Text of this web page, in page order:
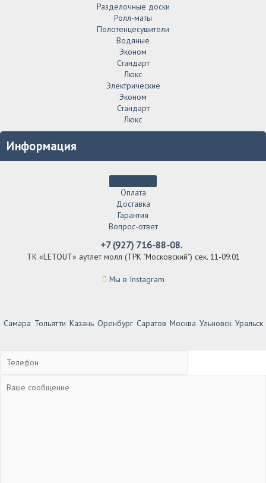
Разделочные доски
Ролл-маты
Полотенцесушители
Водяные
Эконом
Стандарт
Люкс
Электрические
Эконом
Стандарт
Люкс
Информация
Оплата
Доставка
Гарантия
Вопрос-ответ
+7 (927) 716-88-08.
ТК «LETOUT» аутлет молл (ТРК "Московский") сек. 11-09.01
Мы в Instagram
Самара Тольятти Казань Оренбург Саратов Москва Ульновск Уральск